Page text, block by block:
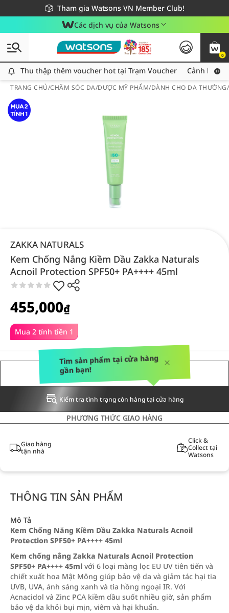
Tham gia Watsons VN Member Club!
Miễn phí giao hàng cho đơn hàng từ 249,000Đ
Giao hàng nhanh 24h - Áp dụng khu vực TP. Hồ Chí Minh
Các dịch vụ của Watsons
0
Thu thập thêm voucher hot tại Trạm Voucher
Thu thập thêm voucher hot tại Trạm Voucher Cảnh báo
TRANG CHỦ/CHĂM SÓC DA/DƯỢC MỸ PHẨM/DÀNH CHO DA
ZAKKA NATURALS
Kem Chống Nắng Kiềm Dầu Zakka Naturals
Acnoil Protection SPF50+ PA++++ 45ml
Mua 2 tính tiền 1
455,000₫
THÔNG BÁO CHO TÔI
Kiểm tra tình trạng còn hàng tại cửa hàng
Tìm sản phẩm tại cửa hàng
gần bạn!
PHƯƠNG THỨC GIAO HÀNG
Giao hàng
tận nhà
Click &
Collect tại
Watsons
THÔNG TIN SẢN PHẨM
Mô Tả
Kem Chống Nắng Kiềm Dầu Zakka Naturals Acnoil
Protection SPF50+ PA++++ 45ml
Kem chống nắng Zakka Naturals Acnoil Protection
SPF50+ PA++++ 45ml với 6 loại màng lọc EU UV tiên tiến và
chiết xuất hoa Mật Mông giúp bảo vệ da và giảm tác hại tia
UVB, UVA, ánh sáng xanh và tia hồng ngoại IR. Với
Acnacidol và Zinc PCA kiềm dầu suốt nhiều giờ, sản phẩm
bảo vệ da khỏi bụi mịn, viêm và hại khuẩn.